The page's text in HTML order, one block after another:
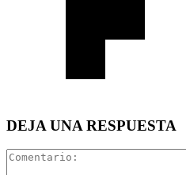
DEJA UNA RESPUESTA